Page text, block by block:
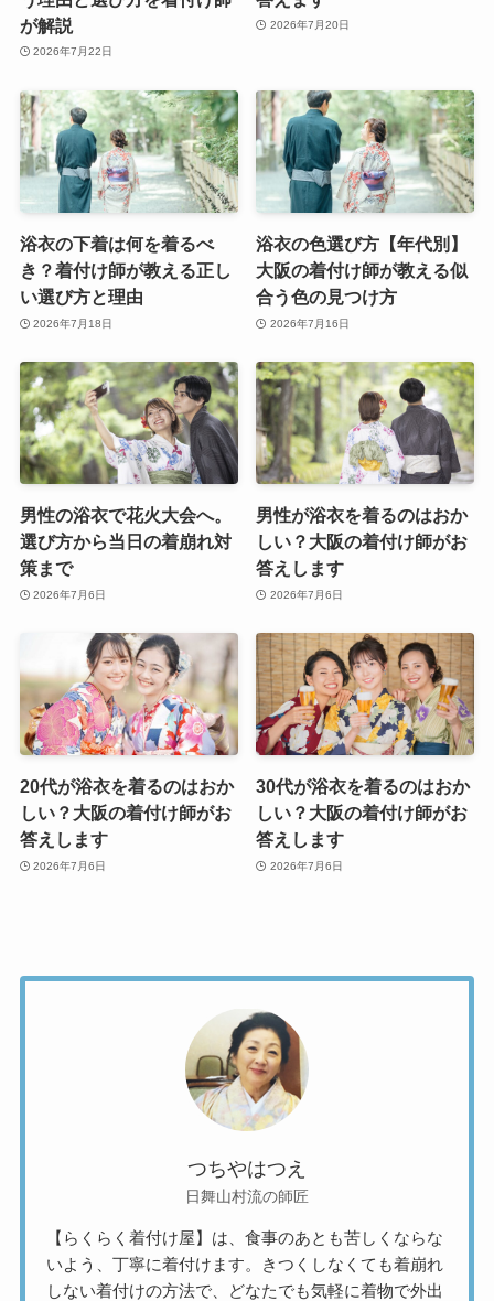
が解説
2026年7月22日
2026年7月20日
浴衣の下着は何を着るべ
き？着付け師が教える正し
い選び方と理由
2026年7月18日
浴衣の色選び方【年代別】
大阪の着付け師が教える似
合う色の見つけ方
2026年7月16日
男性の浴衣で花火大会へ。
選び方から当日の着崩れ対
策まで
2026年7月6日
男性が浴衣を着るのはおか
しい？大阪の着付け師がお
答えします
2026年7月6日
20代が浴衣を着るのはおか
しい？大阪の着付け師がお
答えします
2026年7月6日
30代が浴衣を着るのはおか
しい？大阪の着付け師がお
答えします
2026年7月6日
つちやはつえ
日舞山村流の師匠
【らくらく着付け屋】は、食事のあとも苦しくならな
いよう、丁寧に着付けます。きつくしなくても着崩れ
しない着付けの方法で、どなたでも気軽に着物で外出